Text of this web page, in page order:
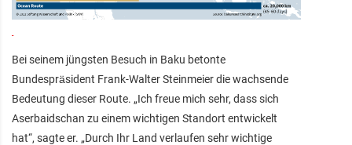
Bei seinem jüngsten Besuch in Baku betonte
Bundespräsident Frank-Walter Steinmeier die wachsende
Bedeutung dieser Route. „Ich freue mich sehr, dass sich
Aserbaidschan zu einem wichtigen Standort entwickelt
hat“, sagte er. „Durch Ihr Land verlaufen sehr wichtige